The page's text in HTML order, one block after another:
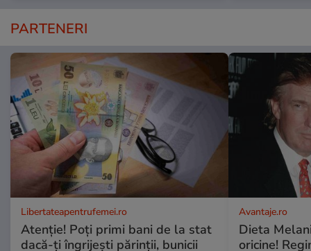
PARTENERI
Libertateapentrufemei.ro
Atenție! Poți primi bani de la stat
dacă-ți îngrijești părinții, bunicii
Avantaje.ro
Dieta
oricine!